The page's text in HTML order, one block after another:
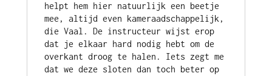
helpt hem hier natuurlijk een beetje
mee, altijd even kameraadschappelijk,
die Vaal. De instructeur wijst erop
dat je elkaar hard nodig hebt om de
overkant droog te halen. Iets zegt me
dat we deze sloten dan toch beter op